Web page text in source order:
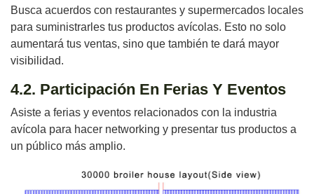
Busca acuerdos con restaurantes y supermercados locales
para suministrarles tus productos avícolas. Esto no solo
aumentará tus ventas, sino que también te dará mayor
visibilidad.
4.2. Participación En Ferias Y Eventos
Asiste a ferias y eventos relacionados con la industria
avícola para hacer networking y presentar tus productos a
un público más amplio.